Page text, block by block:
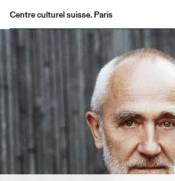
Centre culturel suisse. Paris
Librairie
Buvette
Archives
Médiathèque
Informations
FR/EN